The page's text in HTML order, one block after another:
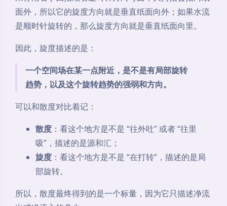
和散度不同，旋度不仅有大小，还有方向。
旋度的大小表示 “转得有多厉害”
旋度的方向表示 “旋转轴指向哪里”
这个方向可以用右手定则来理解：如果水流按照你右手
四指弯曲的方向旋转，那么大拇指指向的方向，就是旋
果你用右手四指顺着逆时针方向弯曲，大拇指会指向纸
面外，所以它的旋度方向就是垂直纸面向外；如果水流
是顺时针旋转的，那么旋度方向就是垂直纸面向里。
因此，旋度描述的是：
趋势，以及这个旋转趋势的强弱和方向。